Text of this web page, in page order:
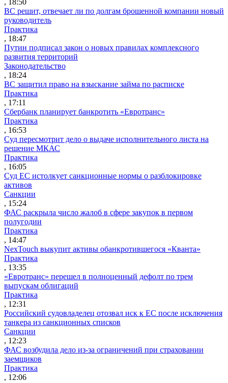
ВС решит, отвечает ли по долгам брошенной компании новый
руководитель
Практика
, 18:47
Путин подписал закон о новых правилах комплексного
развития территорий
Законодательство
, 18:24
ВС защитил право на взыскание займа по расписке
Практика
, 17:11
Сбербанк планирует банкротить «Евротранс»
Практика
, 16:53
Суд пересмотрит дело о выдаче исполнительного листа на
решение МКАС
Практика
, 16:05
Суд ЕС истолкует санкционные нормы о разблокировке
активов
Санкции
, 15:24
ФАС раскрыла число жалоб в сфере закупок в первом
полугодии
Практика
, 14:47
NexTouch выкупит активы обанкротившегося «Кванта»
Практика
, 13:35
«Евротранс» перешел в полноценный дефолт по трем
выпускам облигаций
Практика
, 12:31
Российский судовладелец отозвал иск к ЕС после исключения
танкера из санкционных списков
Санкции
, 12:23
ФАС возбудила дело из-за ограничений при страховании
заемщиков
Практика
, 12:06